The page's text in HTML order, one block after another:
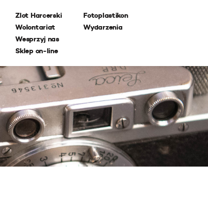
Zlot Harcerski
Wolontariat
Wesprzyj nas
Sklep on-line
Fotoplastikon
Wydarzenia